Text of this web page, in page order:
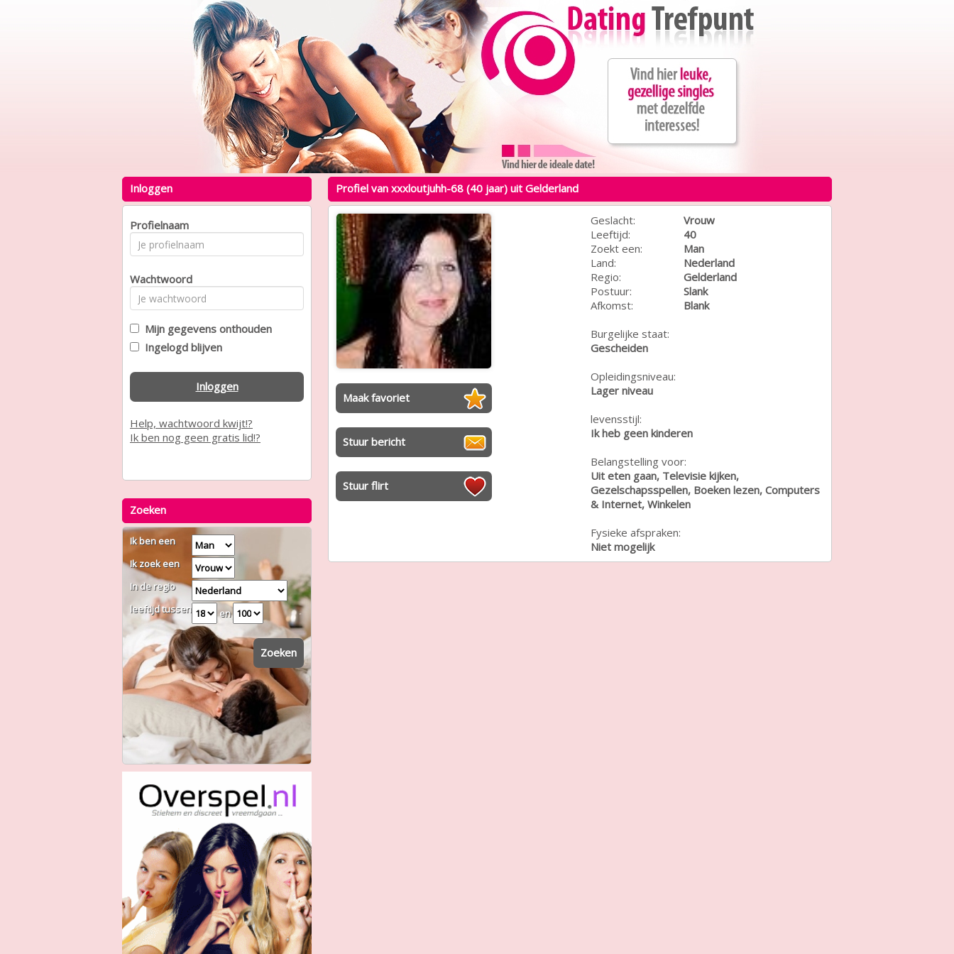
Profiel van xxxloutjuhh-68 (40 jaar) uit Gelderland
Maak favoriet
Stuur bericht
Stuur flirt
Geslacht:
Vrouw
Leeftijd:
40
Zoekt een:
Man
Land:
Nederland
Regio:
Gelderland
Postuur:
Slank
Afkomst:
Blank
Burgelijke staat:
Gescheiden
Opleidingsniveau:
Lager niveau
levensstijl:
Ik heb geen kinderen
Belangstelling voor:
Uit eten gaan, Televisie kijken,
Gezelschapsspellen, Boeken lezen, Computers
& Internet, Winkelen
Fysieke afspraken:
Niet mogelijk
Inloggen
Profielnaam
Wachtwoord
Mijn gegevens onthouden
Ingelogd blijven
Inloggen
Help, wachtwoord kwijt!?
Ik ben nog geen gratis lid!?
Zoeken
Ik ben een
Ik zoek een
In de regio
leeftijd tussen
en
Zoeken